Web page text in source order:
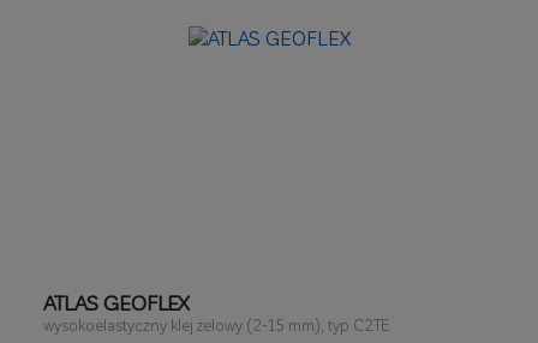
ATLAS GEOFLEX
wysokoelastyczny klej żelowy (2-15 mm), typ C2TE